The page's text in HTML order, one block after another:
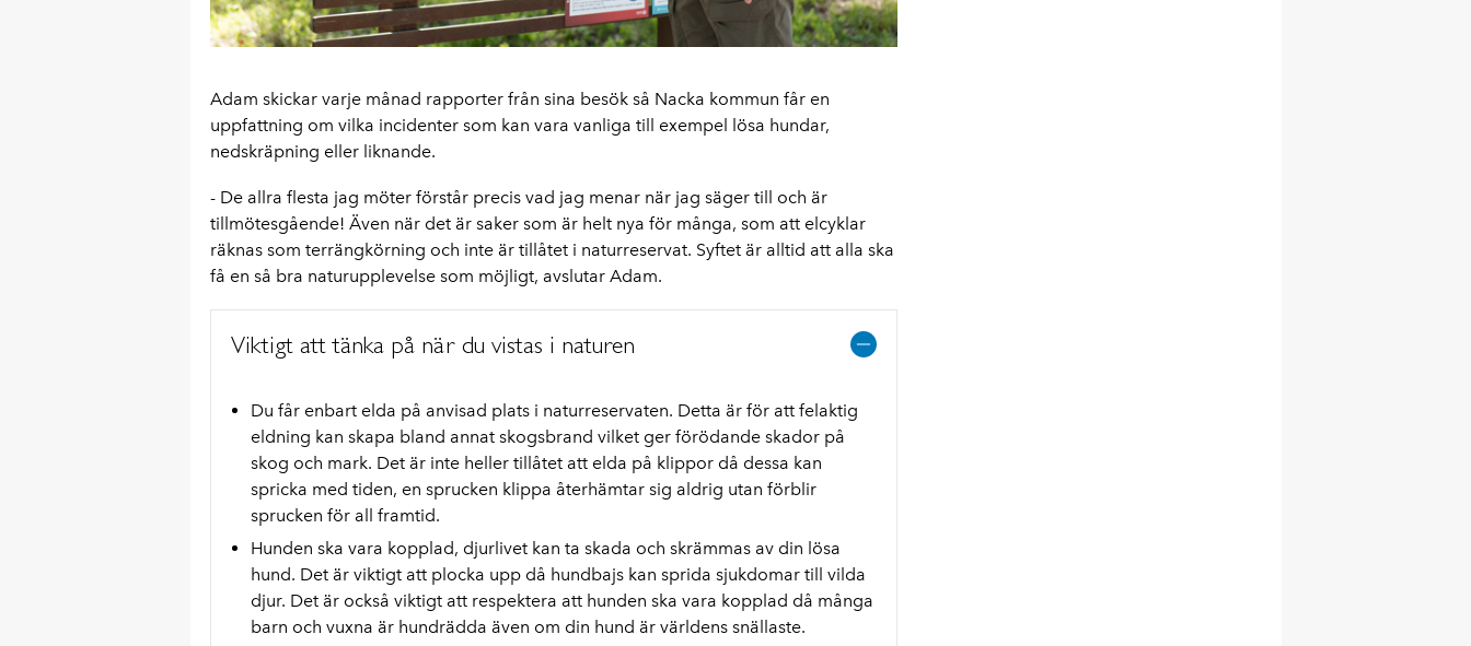
Adam skickar varje månad rapporter från sina besök så Nacka kommun får en
uppfattning om vilka incidenter som kan vara vanliga till exempel lösa hundar,
nedskräpning eller liknande.
- De allra flesta jag möter förstår precis vad jag menar när jag säger till och är
tillmötesgående! Även när det är saker som är helt nya för många, som att elcyklar
räknas som terrängkörning och inte är tillåtet i naturreservat. Syftet är alltid att alla ska
få en så bra naturupplevelse som möjligt, avslutar Adam.
Viktigt att tänka på när du vistas i naturen
Du får enbart elda på anvisad plats i naturreservaten. Detta är för att felaktig
eldning kan skapa bland annat skogsbrand vilket ger förödande skador på
skog och mark. Det är inte heller tillåtet att elda på klippor då dessa kan
spricka med tiden, en sprucken klippa återhämtar sig aldrig utan förblir
sprucken för all framtid.
Hunden ska vara kopplad, djurlivet kan ta skada och skrämmas av din lösa
hund. Det är viktigt att plocka upp då hundbajs kan sprida sjukdomar till vilda
djur. Det är också viktigt att respektera att hunden ska vara kopplad då många
barn och vuxna är hundrädda även om din hund är världens snällaste.